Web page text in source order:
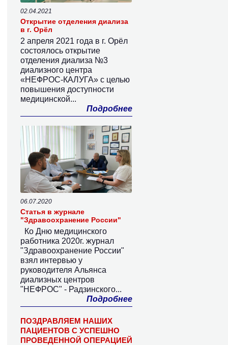
02.04.2021
Открытие отделения диализа
в г. Орёл
2 апреля 2021 года в г. Орёл
состоялось открытие
отделения диализа №3
диализного центра
«НЕФРОС-КАЛУГА» с целью
повышения доступности
медицинской...
Подробнее
06.07.2020
Статья в журнале
"Здравоохранение России"
Ко Дню медицинского
работника 2020г. журнал
"Здравоохранение России"
взял интервью у
руководителя Альянса
диализных центров
"НЕФРОС" - Радзинского...
Подробнее
ПОЗДРАВЛЯЕМ НАШИХ
ПАЦИЕНТОВ С УСПЕШНО
ПРОВЕДЕННОЙ ОПЕРАЦИЕЙ